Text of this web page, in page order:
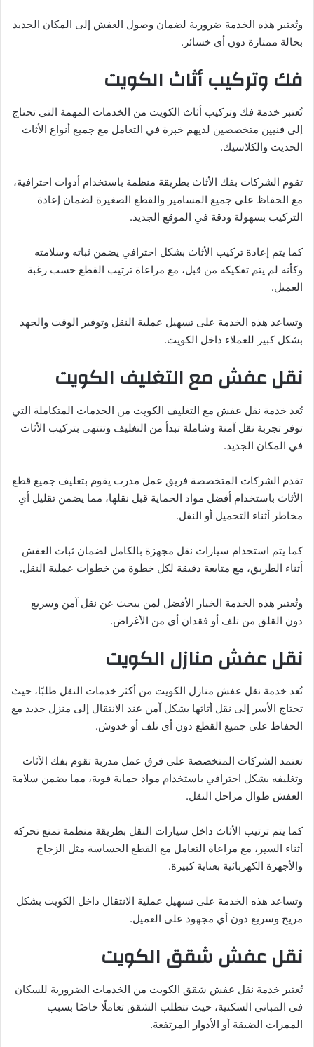
وتُعتبر هذه الخدمة ضرورية لضمان وصول العفش إلى المكان الجديد
بحالة ممتازة دون أي خسائر.
فك وتركيب أثاث الكويت
تُعتبر خدمة فك وتركيب أثاث الكويت من الخدمات المهمة التي تحتاج
إلى فنيين متخصصين لديهم خبرة في التعامل مع جميع أنواع الأثاث
الحديث والكلاسيك.
تقوم الشركات بفك الأثاث بطريقة منظمة باستخدام أدوات احترافية،
مع الحفاظ على جميع المسامير والقطع الصغيرة لضمان إعادة
التركيب بسهولة ودقة في الموقع الجديد.
كما يتم إعادة تركيب الأثاث بشكل احترافي يضمن ثباته وسلامته
وكأنه لم يتم تفكيكه من قبل، مع مراعاة ترتيب القطع حسب رغبة
العميل.
وتساعد هذه الخدمة على تسهيل عملية النقل وتوفير الوقت والجهد
بشكل كبير للعملاء داخل الكويت.
نقل عفش مع التغليف الكويت
تُعد خدمة نقل عفش مع التغليف الكويت من الخدمات المتكاملة التي
توفر تجربة نقل آمنة وشاملة تبدأ من التغليف وتنتهي بتركيب الأثاث
في المكان الجديد.
تقدم الشركات المتخصصة فريق عمل مدرب يقوم بتغليف جميع قطع
الأثاث باستخدام أفضل مواد الحماية قبل نقلها، مما يضمن تقليل أي
مخاطر أثناء التحميل أو النقل.
كما يتم استخدام سيارات نقل مجهزة بالكامل لضمان ثبات العفش
أثناء الطريق، مع متابعة دقيقة لكل خطوة من خطوات عملية النقل.
وتُعتبر هذه الخدمة الخيار الأفضل لمن يبحث عن نقل آمن وسريع
دون القلق من تلف أو فقدان أي من الأغراض.
نقل عفش منازل الكويت
تُعد خدمة نقل عفش منازل الكويت من أكثر خدمات النقل طلبًا، حيث
تحتاج الأسر إلى نقل أثاثها بشكل آمن عند الانتقال إلى منزل جديد مع
الحفاظ على جميع القطع دون أي تلف أو خدوش.
تعتمد الشركات المتخصصة على فرق عمل مدربة تقوم بفك الأثاث
وتغليفه بشكل احترافي باستخدام مواد حماية قوية، مما يضمن سلامة
العفش طوال مراحل النقل.
كما يتم ترتيب الأثاث داخل سيارات النقل بطريقة منظمة تمنع تحركه
أثناء السير، مع مراعاة التعامل مع القطع الحساسة مثل الزجاج
والأجهزة الكهربائية بعناية كبيرة.
وتساعد هذه الخدمة على تسهيل عملية الانتقال داخل الكويت بشكل
مريح وسريع دون أي مجهود على العميل.
نقل عفش شقق الكويت
تُعتبر خدمة نقل عفش شقق الكويت من الخدمات الضرورية للسكان
في المباني السكنية، حيث تتطلب الشقق تعاملًا خاصًا بسبب
الممرات الضيقة أو الأدوار المرتفعة.